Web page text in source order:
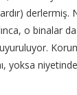
o binalar
yoksa